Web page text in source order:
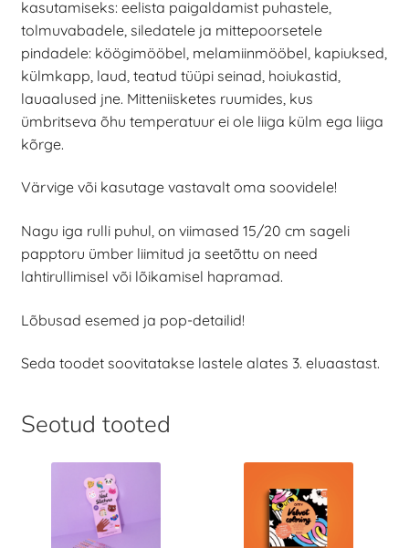
kasutamiseks: eelista paigaldamist puhastele,
tolmuvabadele, siledatele ja mittepoorsetele
pindadele: köögimööbel, melamiinmööbel, kapiuksed,
külmkapp, laud, teatud tüüpi seinad, hoiukastid,
lauaalused jne. Mitteniisketes ruumides, kus
ümbritseva õhu temperatuur ei ole liiga külm ega liiga
kõrge.
Värvige või kasutage vastavalt oma soovidele!
Nagu iga rulli puhul, on viimased 15/20 cm sageli
papptoru ümber liimitud ja seetõttu on need
lahtirullimisel või lõikamisel hapramad.
Lõbusad esemed ja pop-detailid!
Seda toodet soovitatakse lastele alates 3. eluaastast.
Seotud tooted